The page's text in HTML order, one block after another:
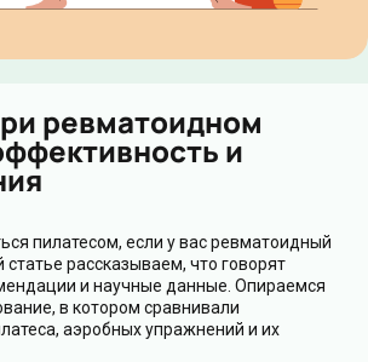
ревматоидном
и
пилатесом, если у вас ревматоидный
статье рассказываем, что говорят
и научные данные. Опираемся
в котором сравнивали
аэробных упражнений и их